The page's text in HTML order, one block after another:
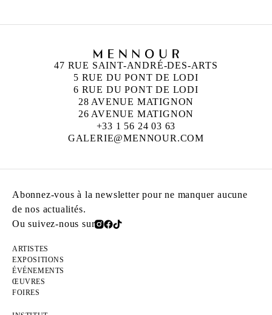
47 RUE SAINT-ANDRÉ-DES-ARTS
5 RUE DU PONT DE LODI
6 RUE DU PONT DE LODI
28 AVENUE MATIGNON
26 AVENUE MATIGNON
+33 1 56 24 03 63
GALERIE@MENNOUR.COM
Abonnez-vous à la newsletter pour ne manquer aucune
de nos actualités.
Ou suivez-nous sur
ARTISTES
EXPOSITIONS
ÉVÉNEMENTS
ŒUVRES
FOIRES